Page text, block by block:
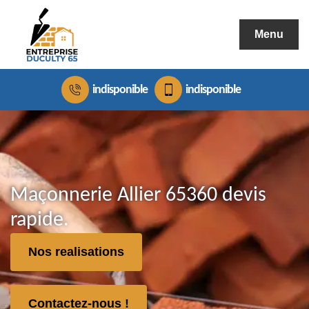
Menu
indisponible indisponible
Maçonnerie Allier 65360 devis
rapide.
Nos realisations
Contactez-nous !